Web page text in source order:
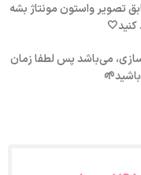
تصویر واستون مونتاژ بشه
می‌باشد پس لطفا زمان